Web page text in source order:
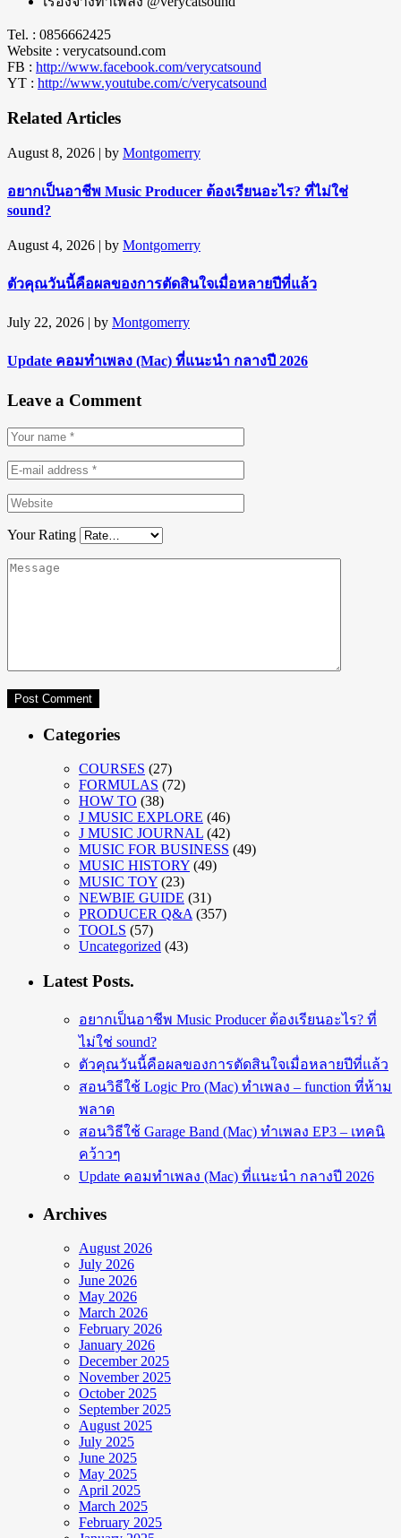
Tel. : 0856662425
Website : verycatsound.com
FB : http://www.facebook.com/verycatsound
YT : http://www.youtube.com/c/verycatsound
Related Articles
August 8, 2026 | by Montgomerry
อยากเป็นอาชีพ Music Producer ต้องเรียนอะไร? ที่ไม่ใช่
sound?
August 4, 2026 | by Montgomerry
ตัวคุณวันนี้คือผลของการตัดสินใจเมื่อหลายปีที่แล้ว
July 22, 2026 | by Montgomerry
Update คอมทำเพลง (Mac) ที่แนะนำ กลางปี 2026
Leave a Comment
Your Rating
Categories
COURSES (27)
FORMULAS (72)
HOW TO (38)
J MUSIC EXPLORE (46)
J MUSIC JOURNAL (42)
MUSIC FOR BUSINESS (49)
MUSIC HISTORY (49)
MUSIC TOY (23)
NEWBIE GUIDE (31)
PRODUCER Q&A (357)
TOOLS (57)
Uncategorized (43)
Latest Posts.
อยากเป็นอาชีพ Music Producer ต้องเรียนอะไร? ที่
ไม่ใช่ sound?
ตัวคุณวันนี้คือผลของการตัดสินใจเมื่อหลายปีที่แล้ว
สอนวิธีใช้ Logic Pro (Mac) ทำเพลง – function ที่ห้าม
พลาด
สอนวิธีใช้ Garage Band (Mac) ทำเพลง EP3 – เทคนิ
คว้าวๆ
Update คอมทำเพลง (Mac) ที่แนะนำ กลางปี 2026
Archives
August 2026
July 2026
June 2026
May 2026
March 2026
February 2026
January 2026
December 2025
November 2025
October 2025
September 2025
August 2025
July 2025
June 2025
May 2025
April 2025
March 2025
February 2025